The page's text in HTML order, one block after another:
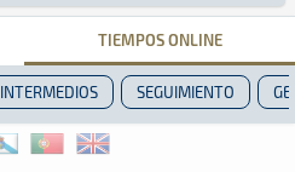
GALERÍAS
TIENDA
ARCHIVO
TIEMPOS ONLINE
INTERMEDIOS SEGUIMIENTO